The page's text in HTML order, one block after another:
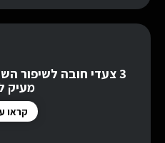
3 צעדי חובה לשיפור
מעיק
קראו